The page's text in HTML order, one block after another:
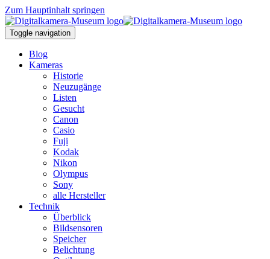
Zum Hauptinhalt springen
Toggle navigation
Blog
Kameras
Historie
Neuzugänge
Listen
Gesucht
Canon
Casio
Fuji
Kodak
Nikon
Olympus
Sony
alle Hersteller
Technik
Überblick
Bildsensoren
Speicher
Belichtung